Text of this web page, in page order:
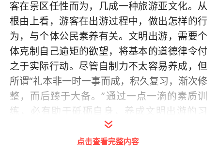
客在景区任性而为，几成一种旅游亚文化。从
根由上看，游客在出游过程中，做出怎样的行
为，与个体公民素养有关。文明出游，需要个
体克制自己逾矩的欲望，将基本的道德律令付
之于实际行动。尽管自制力不太容易养成，但
所谓“礼本非一时一事而成，积久复习，渐次修
整，而后臻于大备。”通过一点一滴的素质训
练，必有助于砥砺自身，养成文明出游的习
惯。文明很小，体现在每个人的言行举止上。
文明也很大，是个反映社会发展程度和国民素
点击查看完整内容